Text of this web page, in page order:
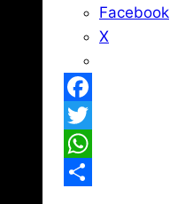
Facebook
X
Facebook
Twitter
WhatsApp